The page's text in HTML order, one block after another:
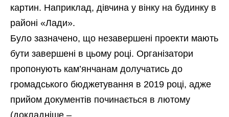
картин. Наприклад, дівчина у вінку на будинку в
районі «Лади».
Було зазначено, що незавершені проекти мають
бути завершені в цьому році. Організатори
пропонують кам’янчанам долучатись до
громадського бюджетування в 2019 році, адже
прийом документів починається в лютому
(докладніше –